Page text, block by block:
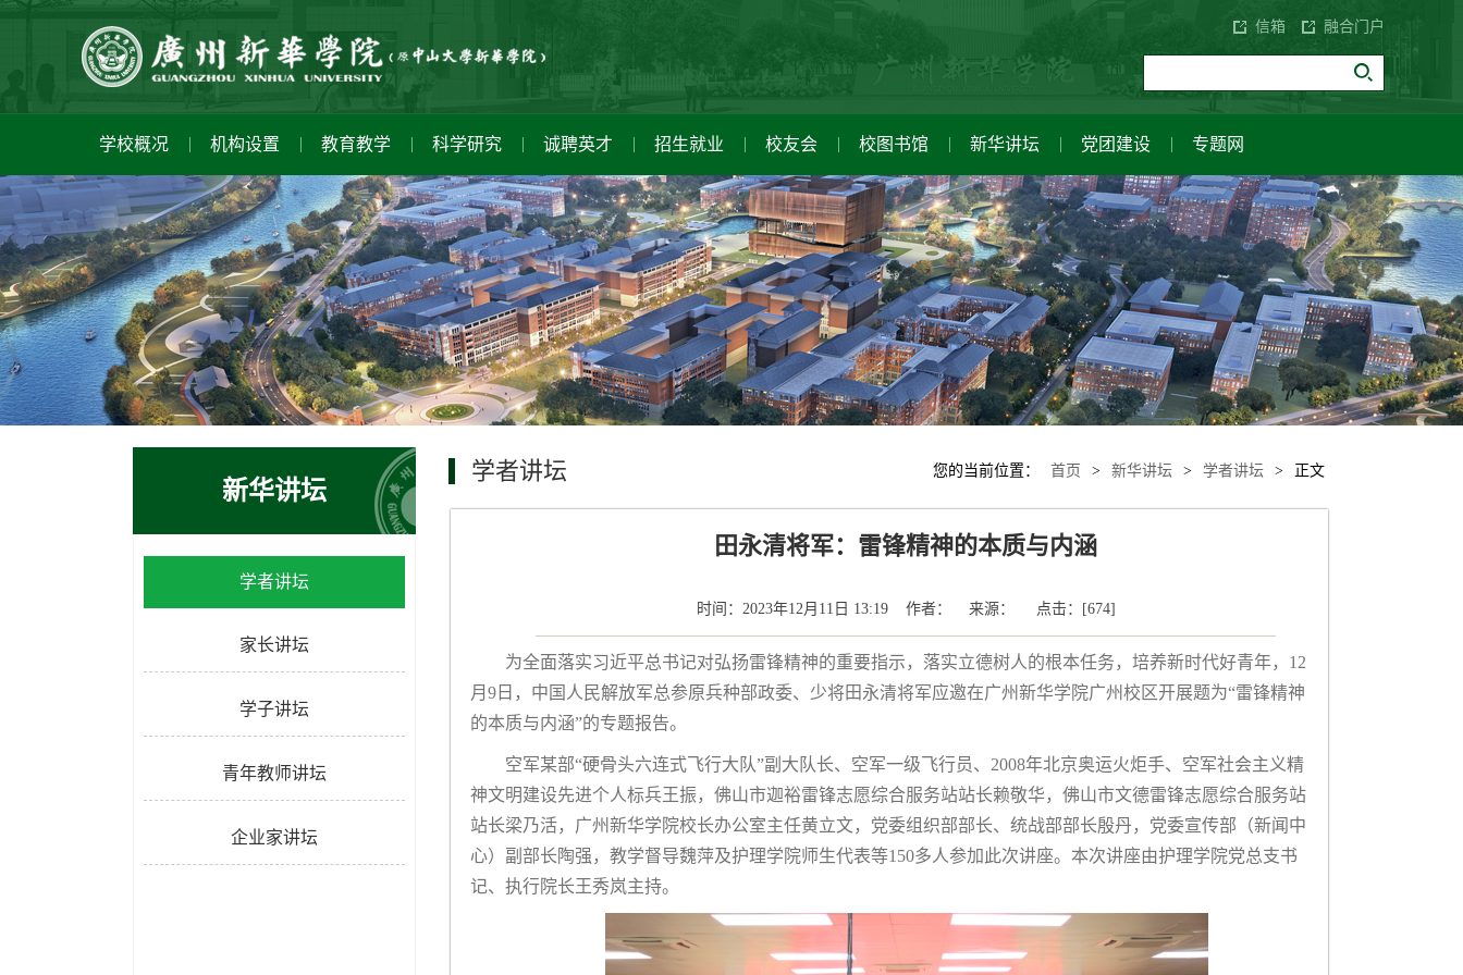
信箱 融合门户
学校概况
学校简介 学校领导 校长致辞 校徽校旗 学校校训 学校校歌 校园风光 校园VR全景
机构设置
教研单位 职能部门 直属单位
教育教学 科学研究
学科建设 科研动态 产学研用 科研机构
诚聘英才 招生就业
招生信息 就业信息
校友会
新闻公告 校友捐献 校友风采 资料下载 校友服务 关于我们
校图书馆
图书馆概况 读者服务 数字资源 新闻公告 讲座与活动
新华讲坛
学者讲坛 家长讲坛 学子讲坛 青年教师讲坛 企业家讲坛
党团建设
党建设 团建设 双代会
专题网
心理健康教育咨询中心 信息公开网 招标采购中心 科技应用与创新中心
新华讲坛
学者讲坛
家长讲坛
学子讲坛
青年教师讲坛
企业家讲坛
学者讲坛 您的当前位置： 首页 > 新华讲坛 > 学者讲坛 > 正文
田永清将军：雷锋精神的本质与内涵
时间：2023年12月11日 13:19 作者： 来源： 点击：[674]
为全面落实习近平总书记对弘扬雷锋精神的重要指示，落实立德树人的根本任务，培养新时代好青年，12
月9日，中国人民解放军总参原兵种部政委、少将田永清将军应邀在广州新华学院广州校区开展题为“雷锋精神
的本质与内涵”的专题报告。
空军某部“硬骨头六连式飞行大队”副大队长、空军一级飞行员、2008年北京奥运火炬手、空军社会主义精
神文明建设先进个人标兵王振，佛山市迦裕雷锋志愿综合服务站站长赖敬华，佛山市文德雷锋志愿综合服务站
站长梁乃活，广州新华学院校长办公室主任黄立文，党委组织部部长、统战部部长殷丹，党委宣传部（新闻中
心）副部长陶强，教学督导魏萍及护理学院师生代表等150多人参加此次讲座。本次讲座由护理学院党总支书
记、执行院长王秀岚主持。